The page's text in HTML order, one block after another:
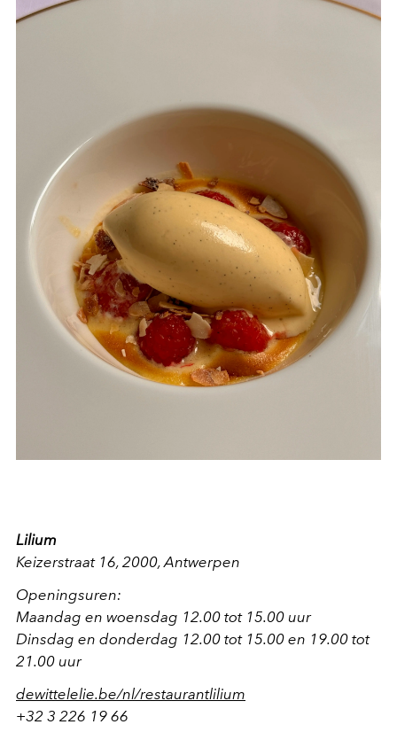
Lilium
Keizerstraat 16, 2000, Antwerpen
Openingsuren:
Maandag en woensdag 12.00 tot 15.00 uur
Dinsdag en donderdag 12.00 tot 15.00 en 19.00 tot
21.00 uur
dewittelelie.be/nl/restaurantlilium
+32 3 226 19 66